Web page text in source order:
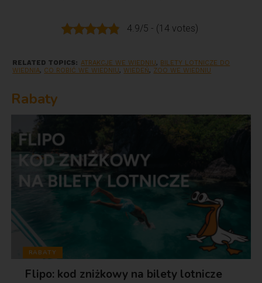
4.9/5 - (14 votes)
RELATED TOPICS: ATRAKCJE WE WIEDNIU, BILETY LOTNICZE DO
WIEDNIA, CO ROBIĆ WE WIEDNIU,WIEDEŃ, ZOO WE WIEDNIU
Rabaty
RABATY
Flipo: kod zniżkowy na bilety lotnicze